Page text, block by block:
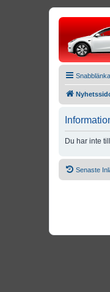
Du har inte
Senaste